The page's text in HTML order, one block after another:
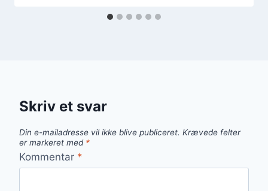
Skriv et svar
Din e-mailadresse vil ikke blive publiceret. Krævede felter
er markeret med *
Kommentar *